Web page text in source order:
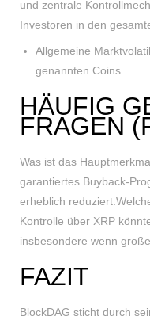
und zentrale
Investoren in den
Allgemeine
genannten Coins
HÄUFIG
FRAGEN
Was ist das
garantiertes Buyback-
erheblich
Kontrolle über XRP
insbesondere wenn
FAZIT
BlockDAG sticht durch